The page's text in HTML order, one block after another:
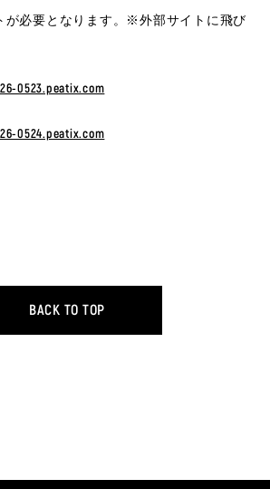
が必要となります。※外部サイトに飛び
0523.peatix.com
0524.peatix.com
BACK TO TOP